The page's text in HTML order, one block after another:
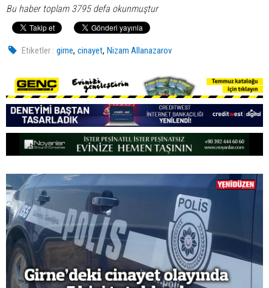
Bu haber toplam 3795 defa okunmuştur
Etiketler : girne,cinayet,Nizam Allanazarov